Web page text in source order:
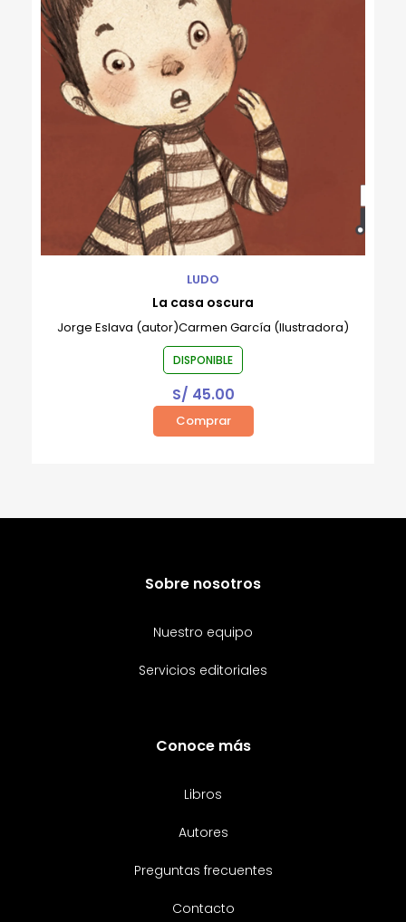
LUDO
La casa oscura
Jorge Eslava (autor)Carmen García (Ilustradora)
DISPONIBLE
S/ 45.00
Comprar
Sobre nosotros
Nuestro equipo
Servicios editoriales
Conoce más
Libros
Autores
Preguntas frecuentes
Contacto